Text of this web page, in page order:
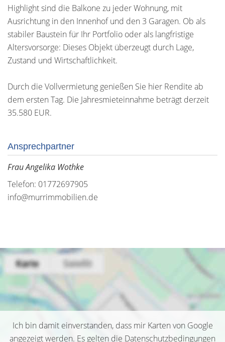
Highlight sind die Balkone zu jeder Wohnung, mit
Ausrichtung in den Innenhof und den 3 Garagen. Ob als
stabiler Baustein für Ihr Portfolio oder als langfristige
Altersvorsorge: Dieses Objekt überzeugt durch Lage,
Zustand und Wirtschaftlichkeit.
Durch die Vollvermietung genießen Sie hier Rendite ab
dem ersten Tag. Die Jahresmieteinnahme beträgt derzeit
35.580 EUR.
Ansprechpartner
Frau Angelika Wothke
Telefon: 01772697905
info@murrimmobilien.de
Ich bin damit einverstanden, dass mir Karten von Google
angezeigt werden. Es gelten die Datenschutzbedingungen